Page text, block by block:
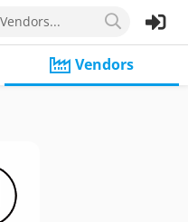
Vendors